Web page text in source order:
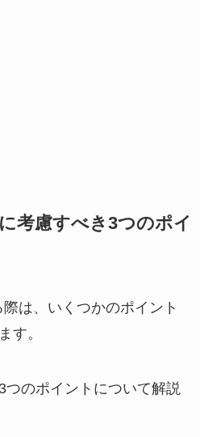
考慮すべき3つのポイ
は、いくつかのポイント
す。
つのポイントについて解説